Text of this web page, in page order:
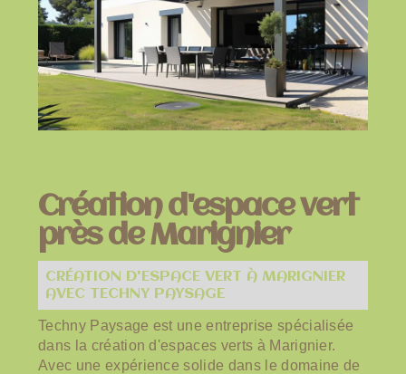
Création d'espace vert
près de Marignier
CRÉATION D'ESPACE VERT À MARIGNIER
AVEC TECHNY PAYSAGE
Techny Paysage est une entreprise spécialisée
dans la création d'espaces verts à Marignier.
Avec une expérience solide dans le domaine de